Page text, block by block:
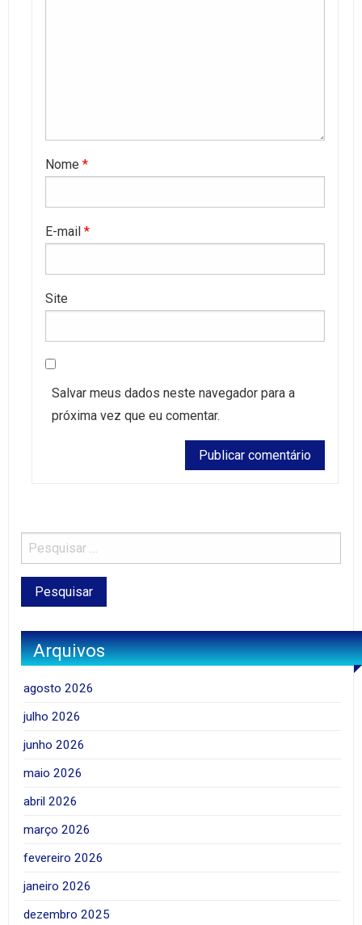
Nome *
E-mail *
Site
Salvar meus dados neste navegador para a
próxima vez que eu comentar.
Arquivos
agosto 2026
julho 2026
junho 2026
maio 2026
abril 2026
março 2026
fevereiro 2026
janeiro 2026
dezembro 2025